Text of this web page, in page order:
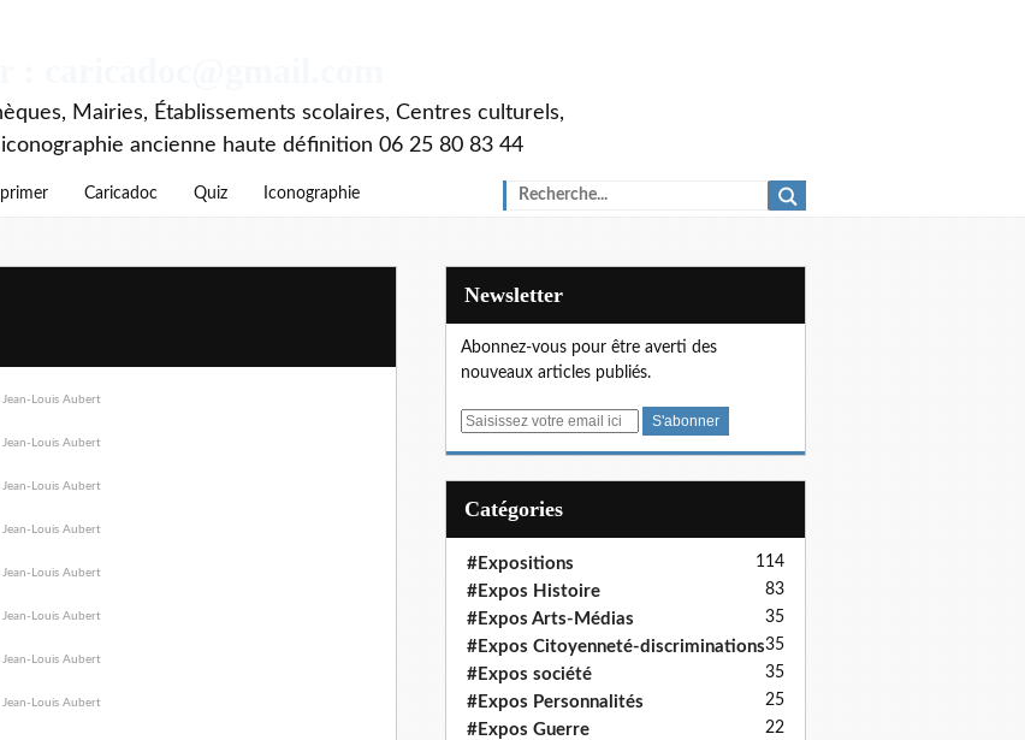
Mairies, Établissements scolaires, Centres culturels,
ancienne haute définition 06 25 80 83 44
Caricadoc Quiz Iconographie
Newsletter
Abonnez-vous pour être averti des
nouveaux articles publiés.
E
Catégories
#Expositions 114
#Expos Histoire 83
#Expos Arts-Médias 35
#Expos Citoyenneté-discriminations35
#Expos société 35
#Expos Personnalités 25
#Expos Guerre 22